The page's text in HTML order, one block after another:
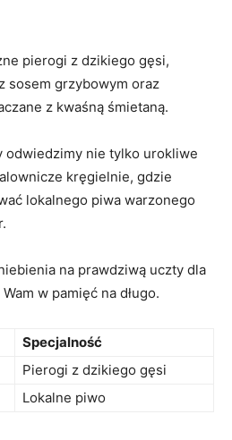
pierogi z dzikiego gęsi,⁢
sosem grzybowym oraz
z kwaśną śmietaną.
odwiedzimy nie tylko ‌urokliwe
⁤kręgielnie, gdzie
lokalnego piwa warzonego
na prawdziwą uczty dla
w pamięć na długo.
Specjalność
Pierogi z dzikiego ​gęsi
Lokalne piwo